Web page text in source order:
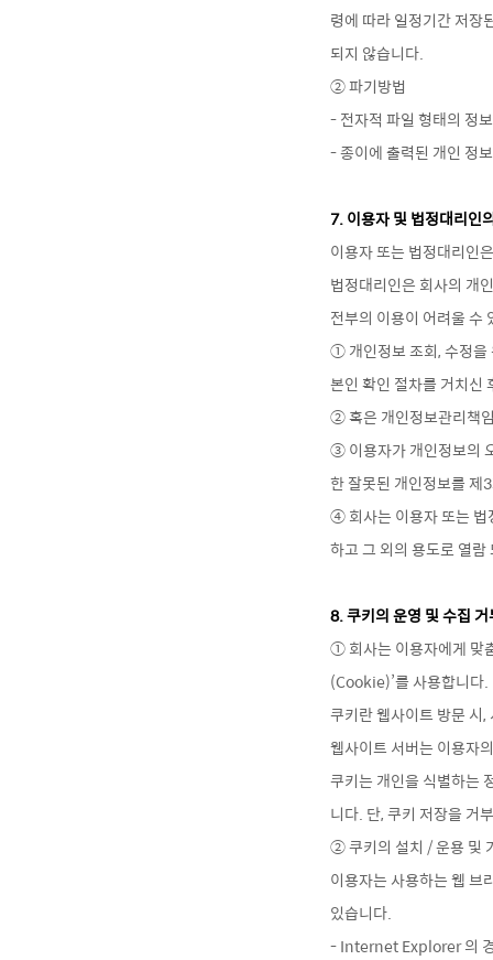
령에 따라 일정기간 저장
되지 않습니다.
② 파기방법
- 전자적 파일 형태의 정
- 종이에 출력된 개인 정
7. 이용자 및 법정대리인
이용자 또는 법정대리인
법정대리인은 회사의 개
전부의 이용이 어려울 수
① 개인정보 조회, 수정을
본인 확인 절차를 거치신
② 혹은 개인정보관리책
③ 이용자가 개인정보의
한 잘못된 개인정보를 제
④ 회사는 이용자 또는 법
하고 그 외의 용도로 열
8. 쿠키의 운영 및 수집
① 회사는 이용자에게 맞
(Cookie)’를 사용합니다.
쿠키란 웹사이트 방문 시
웹사이트 서버는 이용자
쿠키는 개인을 식별하는
니다. 단, 쿠키 저장을 거
② 쿠키의 설치 / 운용 및
이용자는 사용하는 웹 브
있습니다.
- Internet Explorer 의